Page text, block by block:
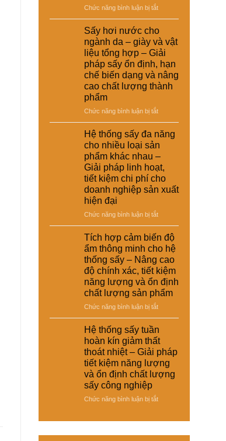
nâng
cao
chất
lượng
sản
phẩm
nước
–
Giải
pháp
nâng
cao
và
tự
động
hóa
máy
Chức năng bình luận bị tắtở
đường
ống
dẫn
hơi
nước
để
–
Giải
pháp
giảm
thất
tiết
kiệm
năng
lượng
nhà
máy
Sấy hơi nước cho
ngành da – giày và vật
liệu tổng hợp – Giải
pháp sấy ổn định, hạn
chế biến dạng và nâng
cao chất lượng thành
phẩm
Chức năng bình luận bị tắtở
hơi
nước
cho
da
–
giày
hợp
–
Giải
pháp
sấy
ổn
hạn
chế
biến
dạng
và
nâng
cao
chất
thành
Hệ thống sấy đa năng
cho nhiều loại sản
phẩm khác nhau –
Giải pháp linh hoạt,
tiết kiệm chi phí cho
doanh nghiệp sản xuất
hiện đại
Chức năng bình luận bị tắtở
thống
sấy
đa
năng
cho
nhiều
loại
nhau
–
Giải
pháp
linh
kiệm
phí
Tích hợp cảm biến độ
ẩm thông minh cho hệ
thống sấy – Nâng cao
độ chính xác, tiết kiệm
năng lượng và ổn định
chất lượng sản phẩm
Chức năng bình luận bị tắtở
biến
độ
ẩm
thông
–
Hệ thống sấy tuần
hoàn kín giảm thất
thoát nhiệt – Giải pháp
tiết kiệm năng lượng
và ổn định chất lượng
sấy công nghiệp
Chức năng bình luận bị tắtở